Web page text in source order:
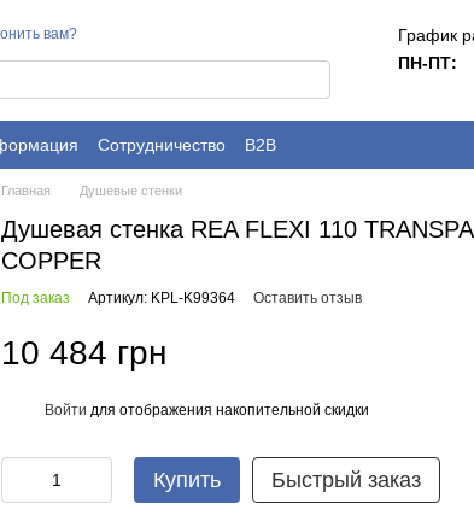
вам?
График
ПН-ПТ:
Сотрудничество B2B
Главная Душевые стенки
Душевая стенка REA FLEXI 110
COPPER
Под заказ Артикул: KPL-K99364 Оставить отзыв
10 484 грн
Войти для отображения накопительной скидки
Купить Быстрый заказ